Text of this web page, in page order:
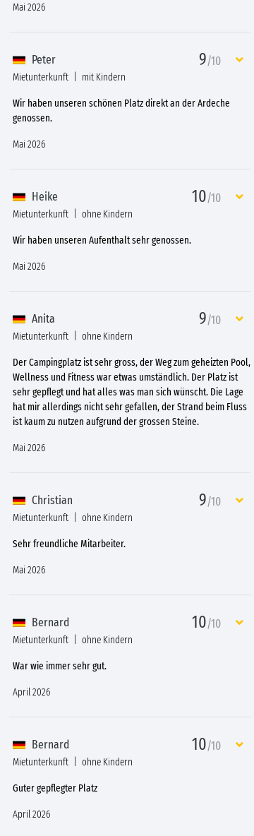
Mai 2026
Peter 9/10
Mietunterkunft mit Kindern
Wir haben unseren schönen Platz direkt an der Ardeche
genossen.
Mai 2026
Heike 10/10
Mietunterkunft ohne Kindern
Wir haben unseren Aufenthalt sehr genossen.
Mai 2026
Anita 9/10
Mietunterkunft ohne Kindern
Der Campingplatz ist sehr gross, der Weg zum geheizten Pool,
Wellness und Fitness war etwas umständlich. Der Platz ist
sehr gepflegt und hat alles was man sich wünscht. Die Lage
hat mir allerdings nicht sehr gefallen, der Strand beim Fluss
ist kaum zu nutzen aufgrund der grossen Steine.
Mai 2026
Christian 9/10
Mietunterkunft ohne Kindern
Sehr freundliche Mitarbeiter.
Mai 2026
Bernard 10/10
Mietunterkunft ohne Kindern
War wie immer sehr gut.
April 2026
Bernard 10/10
Mietunterkunft ohne Kindern
Guter gepflegter Platz
April 2026